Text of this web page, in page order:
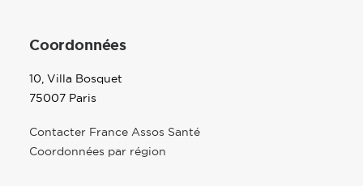
Coordonnées
10, Villa Bosquet
75007 Paris
Contacter France Assos Santé
Coordonnées par région